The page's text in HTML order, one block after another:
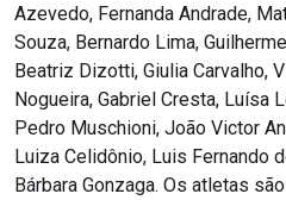
Azevedo, Fernanda Andrade,
Souza, Bernardo Lima,
Beatriz Dizotti, Giulia Carvalho,
Nogueira, Gabriel Cresta, Luísa
Pedro Muschioni, João Victor
Luiza Celidônio, Luis Fernando
Bárbara Gonzaga. Os atletas